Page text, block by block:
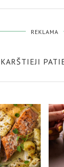
REKLAMA
KARŠTIEJI